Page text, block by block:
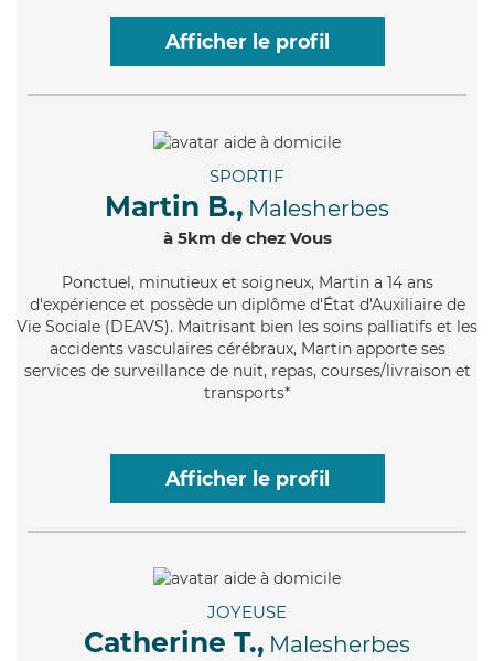
Afficher le profil
SPORTIF
Martin B., Malesherbes
à 5km de chez Vous
Ponctuel, minutieux et soigneux, Martin a 14 ans
d'expérience et possède un diplôme d'État d'Auxiliaire de
Vie Sociale (DEAVS). Maitrisant bien les soins palliatifs et les
accidents vasculaires cérébraux, Martin apporte ses
services de surveillance de nuit, repas, courses/livraison et
transports*
Afficher le profil
JOYEUSE
Catherine T., Malesherbes